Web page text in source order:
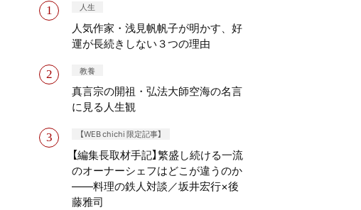
人生
人気作家・浅見帆帆子が明かす、好
運が長続きしない３つの理由
教養
真言宗の開祖・弘法大師空海の名言
に見る人生観
【WEB chichi 限定記事】
【編集長取材手記】繁盛し続ける一流
のオーナーシェフはどこが違うのか
——料理の鉄人対談／坂井宏行×後
藤雅司